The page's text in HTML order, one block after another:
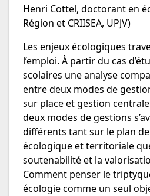
Henri Cottel, doctorant en
Région et CRIISEA, UPJV)
Les enjeux écologiques
l’emploi. À partir du cas
scolaires une analyse
entre deux modes de
sur place et gestion
deux modes de gestions
différents tant sur le plan
écologique et territoriale
soutenabilité et la
Comment penser le
écologie comme un seul